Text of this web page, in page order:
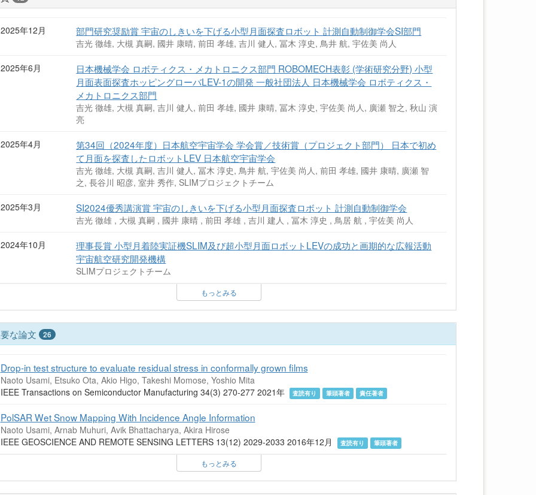
2025年12月 部門研究奨励賞 宇宙のしきいを下げる小型月面探査ロボット 計測自動制御学会SI部門
吉光 徹雄, 大槻 真嗣, 國井 康晴, 前田 孝雄, 吉川 健人, 冨木 淳史, 鳥井 航, 宇佐美 尚人
2025年6月
日本機械学会 ロボティクス・メカトロニクス部門 ROBOMECH表彰 (学術研究分野) 小型
月面表面探査ホッピングローバLEV-1の開発 一般社団法人 日本機械学会 ロボティクス・
メカトロニクス部門
吉光 徹雄, 大槻 真嗣, 吉川 健人, 前田 孝雄, 國井 康晴, 冨木 淳史, 宇佐美 尚人, 廣瀬 智之, 秋山 演
亮
2025年4月
第34回（2024年度）日本航空宇宙学会 学会賞／技術賞（プロジェクト部門） 日本で初め
て月面を探査したロボットLEV 日本航空宇宙学会
吉光 徹雄, 大槻 真嗣, 吉川 健人, 冨木 淳史, 鳥井 航, 宇佐美 尚人, 前田 孝雄, 國井 康晴, 廣瀬 智
之, 長谷川 昭彦, 室井 秀作, SLIMプロジェクトチーム
2025年3月 SI2024優秀講演賞 宇宙のしきいを下げる小型月面探査ロボット 計測自動制御学会
吉光 徹雄 , 大槻 真嗣 , 國井 康晴 , 前田 孝雄 , 吉川 建人 , 冨木 淳史 , 鳥居 航 , 宇佐美 尚人
2024年10月
理事長賞 小型月着陸実証機SLIM及び超小型月面ロボットLEVの成功と画期的な広報活動
宇宙航空研究開発機構
SLIMプロジェクトチーム
もっとみる
な論文 26
Drop-in test structure to evaluate residual stress in conformally grown films
Naoto Usami, Etsuko Ota, Akio Higo, Takeshi Momose, Yoshio Mita
IEEE Transactions on Semiconductor Manufacturing 34(3) 270-277 2021年
査読有り 筆頭著者 責任著者
PolSAR Wet Snow Mapping With Incidence Angle Information
Naoto Usami, Arnab Muhuri, Avik Bhattacharya, Akira Hirose
IEEE GEOSCIENCE AND REMOTE SENSING LETTERS 13(12) 2029-2033 2016年12月
査読有り 筆頭著者
もっとみる